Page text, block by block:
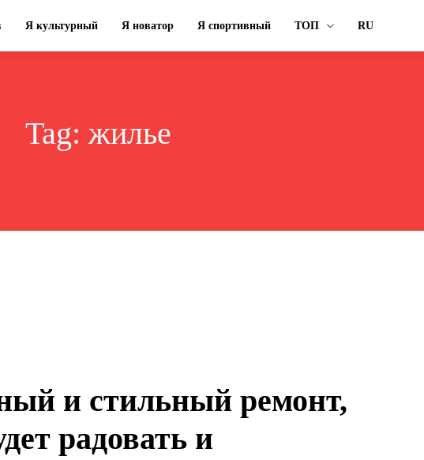
Я культурный Я новатор Я спортивный ТОП RU
Tag:жилье
и стильный ремонт,
радовать и